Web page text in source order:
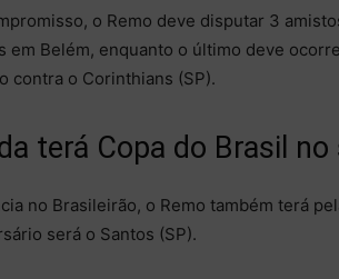
o Remo deve disputar 3
em Belém, enquanto o último deve
contra o Corinthians (SP).
terá Copa do Brasil
no Brasileirão, o Remo também terá
será o Santos (SP).